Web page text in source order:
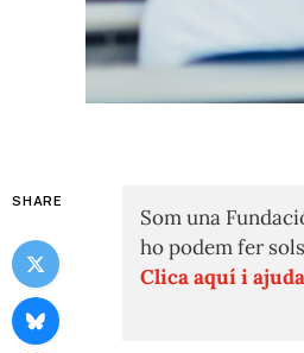
SHARE
Som una
ho podem fer
Clica aquí i